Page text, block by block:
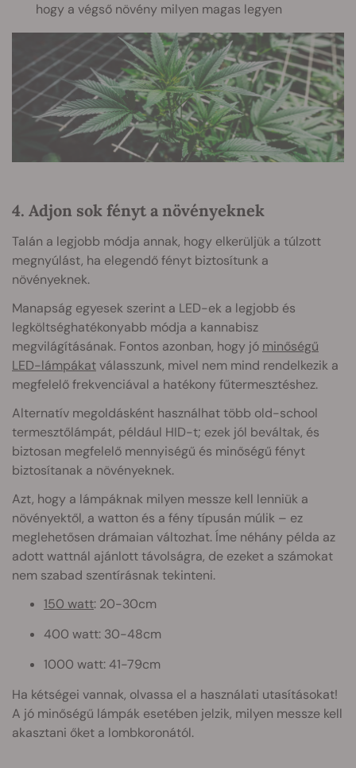
hogy a végső növény milyen magas legyen
4. Adjon sok fényt a növényeknek
Talán a legjobb módja annak, hogy elkerüljük a túlzott
megnyúlást, ha elegendő fényt biztosítunk a
növényeknek.
Manapság egyesek szerint a LED-ek a legjobb és
legköltséghatékonyabb módja a kannabisz
megvilágításának. Fontos azonban, hogy jó minőségű
LED-lámpákatválasszunk, mivel nem mind rendelkezik a
megfelelő frekvenciával a hatékony fűtermesztéshez.
Alternatív megoldásként használhat több old-school
termesztőlámpát, például HID-t; ezek jól beváltak, és
biztosan megfelelő mennyiségű és minőségű fényt
biztosítanak a növényeknek.
Azt, hogy a lámpáknak milyen messze kell lenniük a
növényektől, a watton és a fény típusán múlik – ez
meglehetősen drámaian változhat. Íme néhány példa az
adott wattnál ajánlott távolságra, de ezeket a számokat
nem szabad szentírásnak tekinteni.
150 watt: 20-30cm
400 watt: 30-48cm
1000 watt: 41-79cm
Ha kétségei vannak, olvassa el a használati utasításokat!
A jó minőségű lámpák esetében jelzik, milyen messze kell
akasztani őket a lombkoronától.